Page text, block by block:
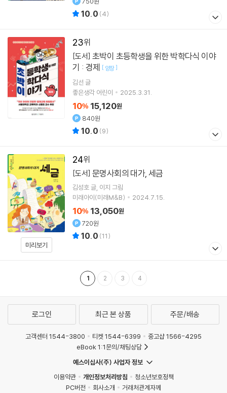
10.0 (4)
23
[도서]
기 : 경제 [ 양장]
김선 글
좋은생각 어린이
2025.3.31.
10% 15,120원
840원
10.0 (9)
24
미리보기
[도서] 문명사회의 대가, 세금
김성호글 이지 그림
미래아이(미래M&B)
2024.7.15.
10% 13,050원
720원
10.0 (11)
1 2 3 4
로그인 최근 본 상품 주문/배송
고객센터 1544-3800 티켓 1544-6399
중고샵 1566-4295
eBook 1:1문의/채팅상담
예스이십사(주) 사업자 정보
이용약관
개인정보처리방침
청소년보호정책
PC버전
회사소개 거래처관계자께